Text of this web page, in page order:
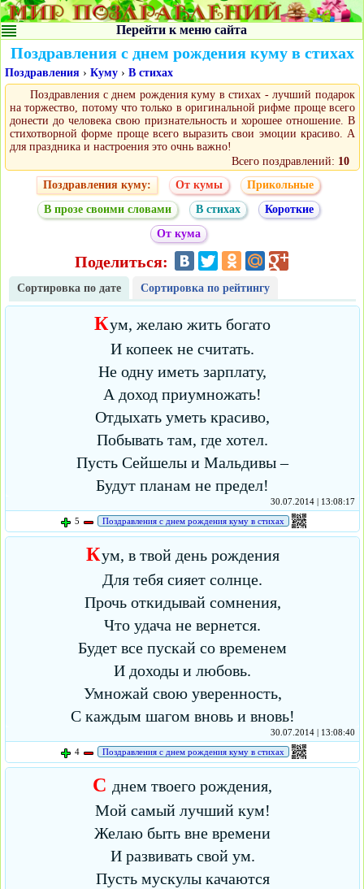
Перейти к меню сайта
Поздравления с днем рождения куму в стихах
Поздравления › Куму › В стихах
Поздравления с днем рождения куму в стихах - лучший подарок
на торжество, потому что только в оригинальной рифме проще всего
донести до человека свою признательность и хорошее отношение. В
стихотворной форме проще всего выразить свои эмоции красиво. А
для праздника и настроения это очнь важно!
Всего поздравлений: 10
Поздравления куму:
От кумы
Прикольные
В прозе своими словами
В стихах
Короткие
От кума
Поделиться:
Сортировка по дате Сортировка по рейтингу
Кум, желаю жить богато
И копеек не считать.
Не одну иметь зарплату,
А доход приумножать!
Отдыхать уметь красиво,
Побывать там, где хотел.
Пусть Сейшелы и Мальдивы –
Будут планам не предел!
30.07.2014 | 13:08:17
5
Поздравления с днем рождения куму в стихах
Кум, в твой день рождения
Для тебя сияет солнце.
Прочь откидывай сомнения,
Что удача не вернется.
Будет все пускай со временем
И доходы и любовь.
Умножай свою уверенность,
С каждым шагом вновь и вновь!
30.07.2014 | 13:08:40
4
Поздравления с днем рождения куму в стихах
С днем твоего рождения,
Мой самый лучший кум!
Желаю быть вне времени
И развивать свой ум.
Пусть мускулы качаются